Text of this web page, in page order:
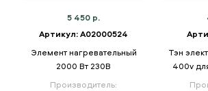
5 450 р.
Артикул: A02000524
Элемент нагревательный
2000 Вт 230В
Производитель:
Тэн
400v